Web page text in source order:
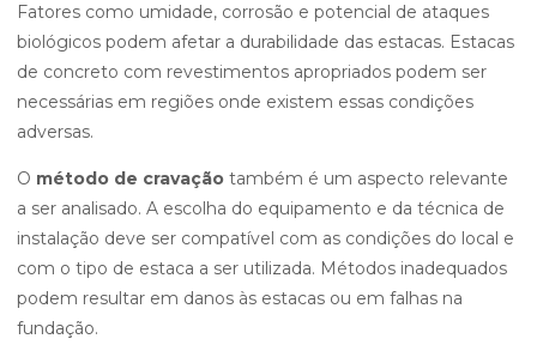
Fatores como umidade, corrosão e potencial de ataques
biológicos podem afetar a durabilidade das estacas. Estacas
de concreto com revestimentos apropriados podem ser
necessárias em regiões onde existem essas condições
adversas.
O método de cravação também é um aspecto relevante
a ser analisado. A escolha do equipamento e da técnica de
instalação deve ser compatível com as condições do local e
com o tipo de estaca a ser utilizada. Métodos inadequados
podem resultar em danos às estacas ou em falhas na
fundação.